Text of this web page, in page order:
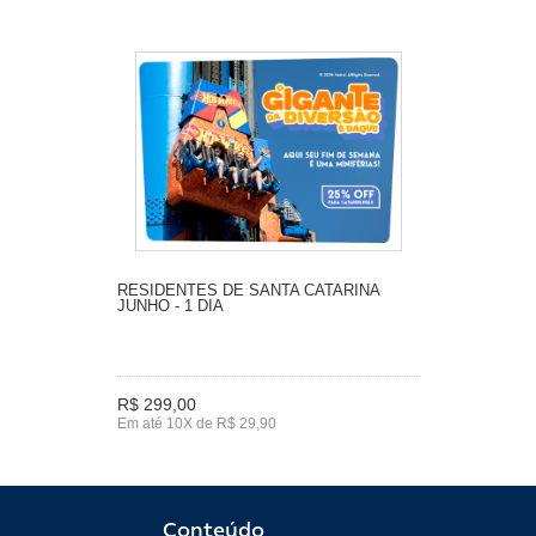
RESIDENTES DE SANTA CATARINA
JUNHO - 1 DIA
R$ 299,00
Em até 10X de R$ 29,90
Conteúdo